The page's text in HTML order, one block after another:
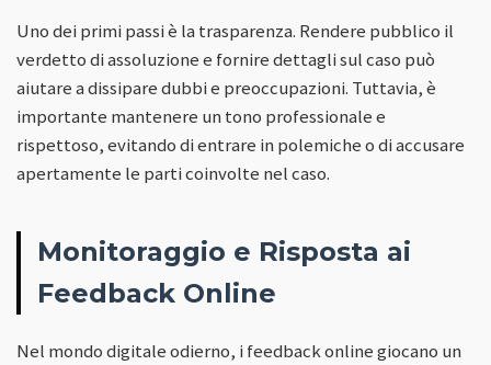
Uno dei primi passi è la trasparenza. Rendere pubblico il
verdetto di assoluzione e fornire dettagli sul caso può
aiutare a dissipare dubbi e preoccupazioni. Tuttavia, è
importante mantenere un tono professionale e
rispettoso, evitando di entrare in polemiche o di accusare
apertamente le parti coinvolte nel caso.
Monitoraggio e Risposta ai
Feedback Online
Nel mondo digitale odierno, i feedback online giocano un